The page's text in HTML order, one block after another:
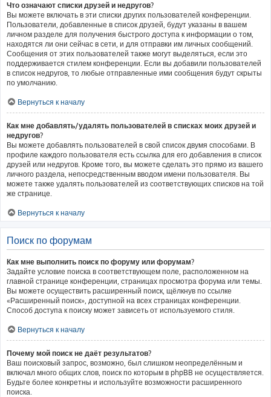
Что означают списки друзей и недругов?
Вы можете включать в эти списки других пользователей конференции.
Пользователи, добавленные в список друзей, будут указаны в вашем
личном разделе для получения быстрого доступа к информации о том,
находятся ли они сейчас в сети, и для отправки им личных сообщений.
Сообщения от этих пользователей также могут выделяться, если это
поддерживается стилем конференции. Если вы добавили пользователей
в список недругов, то любые отправленные ими сообщения будут скрыты
по умолчанию.
Вернуться к началу
Как мне добавлять/удалять пользователей в списках моих друзей и
недругов?
Вы можете добавлять пользователей в свой список двумя способами. В
профиле каждого пользователя есть ссылка для его добавления в список
друзей или недругов. Кроме того, вы можете сделать это прямо из вашего
личного раздела, непосредственным вводом имени пользователя. Вы
можете также удалять пользователей из соответствующих списков на той
же странице.
Вернуться к началу
Поиск по форумам
Как мне выполнить поиск по форуму или форумам?
Задайте условие поиска в соответствующем поле, расположенном на
главной странице конференции, страницах просмотра форума или темы.
Вы можете осуществить расширенный поиск, щёлкнув по ссылке
«Расширенный поиск», доступной на всех страницах конференции.
Способ доступа к поиску может зависеть от используемого стиля.
Вернуться к началу
Почему мой поиск не даёт результатов?
Ваш поисковый запрос, возможно, был слишком неопределённым и
включал много общих слов, поиск по которым в phpBB не осуществляется.
Будьте более конкретны и используйте возможности расширенного
поиска.